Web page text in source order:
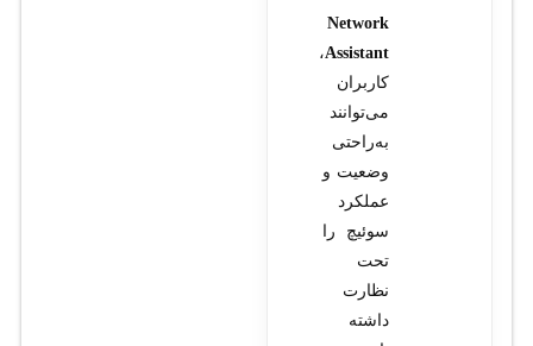
Network
Assistant،
کاربران
می‌توانند
به‌راحتی
وضعیت و
عملکرد
سوئیچ را
تحت
نظارت
داشته